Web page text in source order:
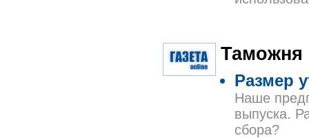
Таможня
Размер
Наше
выпуска.
сбора?